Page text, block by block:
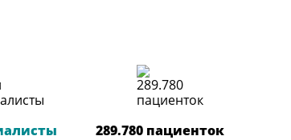
289.780 пациенток